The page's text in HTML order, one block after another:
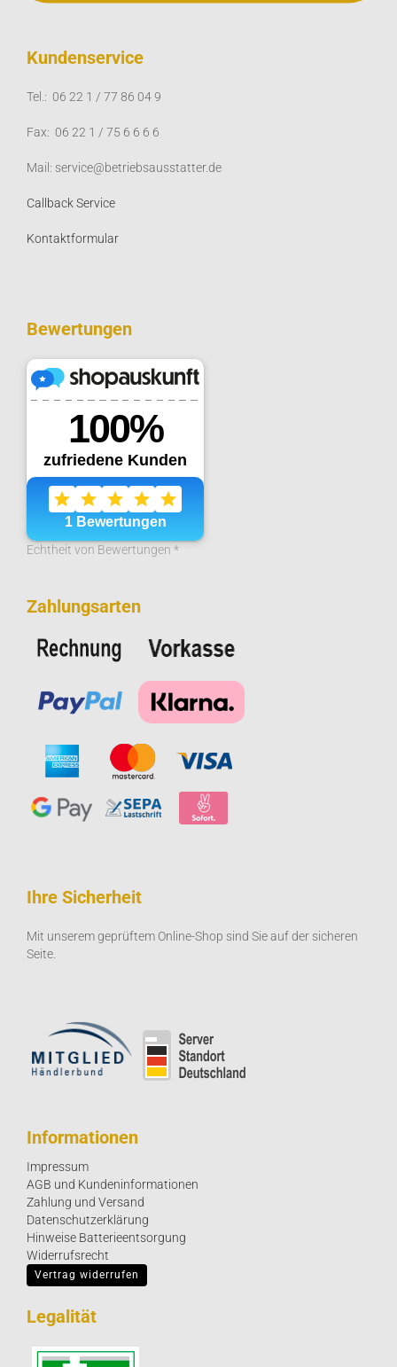
Kundenservice
Tel.: 06 22 1 / 77 86 04 9
Fax: 06 22 1 / 75 6 6 6 6
Mail: service@betriebsausstatter.de
Callback Service
Kontaktformular
Bewertungen
Echtheit von Bewertungen *
Zahlungsarten
Ihre Sicherheit
Mit unserem geprüftem Online-Shop sind Sie auf der sicheren
Seite.
Informationen
Impressum
AGB und Kundeninformationen
Zahlung und Versand
Datenschutzerklärung
Hinweise Batterieentsorgung
Widerrufsrecht
Vertrag widerrufen
Legalität